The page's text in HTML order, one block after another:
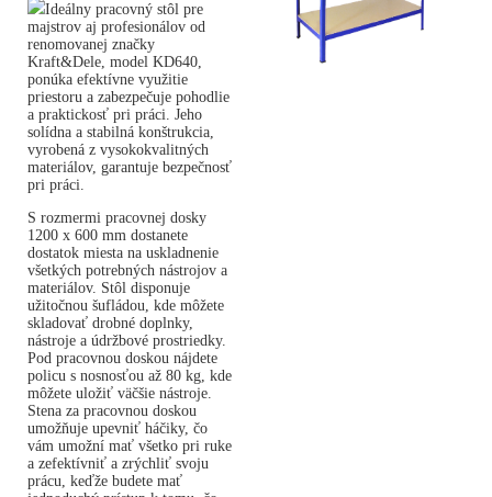
Ideálny pracovný stôl pre
majstrov aj profesionálov od
renomovanej značky
Kraft&Dele, model KD640,
ponúka efektívne využitie
priestoru a zabezpečuje pohodlie
a praktickosť pri práci. Jeho
solídna a stabilná konštrukcia,
vyrobená z vysokokvalitných
materiálov, garantuje bezpečnosť
pri práci.
S rozmermi pracovnej dosky
1200 x 600 mm dostanete
dostatok miesta na uskladnenie
všetkých potrebných nástrojov a
materiálov. Stôl disponuje
užitočnou šufládou, kde môžete
skladovať drobné doplnky,
nástroje a údržbové prostriedky.
Pod pracovnou doskou nájdete
policu s nosnosťou až 80 kg, kde
môžete uložiť väčšie nástroje.
Stena za pracovnou doskou
umožňuje upevniť háčiky, čo
vám umožní mať všetko pri ruke
a zefektívniť a zrýchliť svoju
prácu, keďže budete mať